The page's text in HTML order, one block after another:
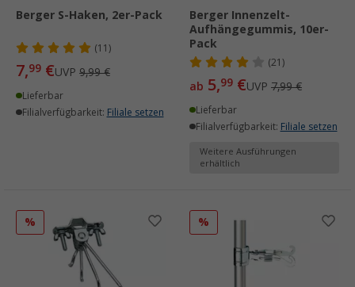
Berger S-Haken, 2er-Pack
(11)
7,99 €UVP 9,99 €
Lieferbar
Filialverfügbarkeit: Filiale setzen
Berger Innenzelt-
Aufhängegummis, 10er-
Pack
(21)
ab 5,99 €UVP 7,99 €
Lieferbar
Filialverfügbarkeit: Filiale setzen
Weitere Ausführungen
erhältlich
% %